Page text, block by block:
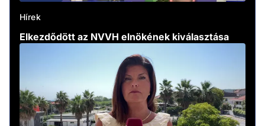
Hírek
Elkezdődött az NVVH elnökének kiválasztása